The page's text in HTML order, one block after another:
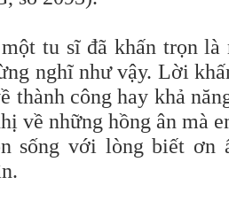
tu sĩ đã khấn trọn
nghĩ như vậy. Lời
công hay khả
về những hồng ân mà
sống với lòng biết ơn